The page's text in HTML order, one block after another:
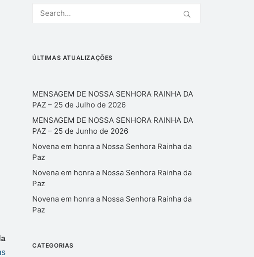
ÚLTIMAS ATUALIZAÇÕES
MENSAGEM DE NOSSA SENHORA RAINHA DA
PAZ – 25 de Julho de 2026
MENSAGEM DE NOSSA SENHORA RAINHA DA
PAZ – 25 de Junho de 2026
Novena em honra a Nossa Senhora Rainha da
Paz
Novena em honra a Nossa Senhora Rainha da
Paz
Novena em honra a Nossa Senhora Rainha da
Paz
CATEGORIAS